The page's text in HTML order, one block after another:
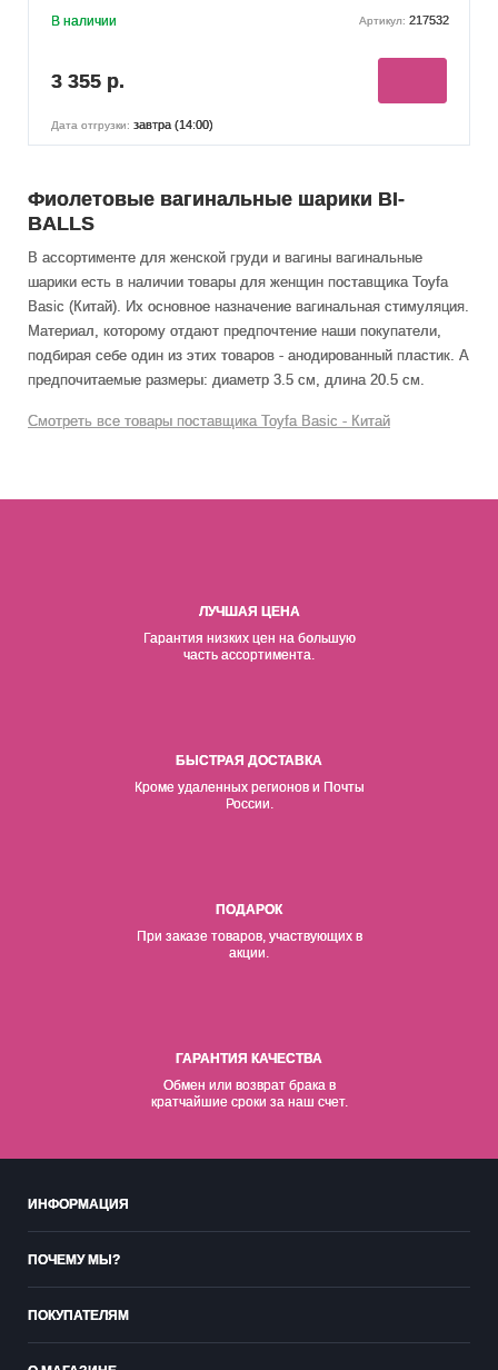
В наличии Артикул: 217532
3 355 р.
Дата отгрузки: завтра (14:00)
Фиолетовые вагинальные шарики BI-
BALLS
В ассортименте для женской груди и вагины вагинальные
шарики есть в наличии товары для женщин поставщика Toyfa
Basic (Китай). Их основное назначение вагинальная стимуляция
Материал, которому отдают предпочтение наши покупатели,
подбирая себе один из этих товаров - анодированный пластик. А
предпочитаемые размеры: диаметр 3.5 см, длина 20.5 см.
Смотреть все товары поставщика Toyfa Basic - Китай
ЛУЧШАЯ ЦЕНА
Гарантия низких цен на большую
часть ассортимента.
БЫСТРАЯ ДОСТАВКА
Кроме удаленных регионов и Почты
России.
ПОДАРОК
При заказе товаров, участвующих в
акции.
ГАРАНТИЯ КАЧЕСТВА
Обмен или возврат брака в
кратчайшие сроки за наш счет.
ИНФОРМАЦИЯ
ПОЧЕМУ МЫ?
ПОКУПАТЕЛЯМ